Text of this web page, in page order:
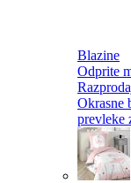
Blazine
Odprite
Okrasne
prevleke